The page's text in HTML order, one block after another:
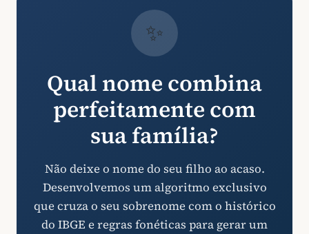
✨
Qual nome combina
perfeitamente com
sua família?
Não deixe o nome do seu filho ao acaso.
Desenvolvemos um algoritmo exclusivo
que cruza o seu sobrenome com o histórico
do IBGE e regras fonéticas para gerar um